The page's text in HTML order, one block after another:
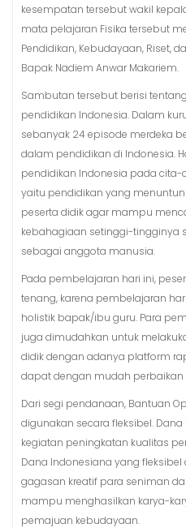
kesempatan tersebut wakil
mata pelajaran Fisika tersebut
Pendidikan, Kebudayaan, Riset,
Bapak Nadiem Anwar Makariem.
Sambutan tersebut berisi
pendidikan Indonesia. Dalam
sebanyak 24 episode merdeka
dalam pendidikan di Indonesia.
pendidikan Indonesia pada cita-
yaitu pendidikan yang
peserta didik agar mampu
kebahagiaan setinggi-tingginya
sebagai anggota manusia.
Pada pembelajaran hari ini,
tenang, karena pembelajaran
holistik bapak/ibu guru. Para
juga dimudahkan untuk
didik dengan adanya platform
dapat dengan mudah
Dari segi pendanaan, Bantuan
digunakan secara fleksibel.
kegiatan peningkatan kualitas
Dana Indonesiana yang
gagasan kreatif para seniman
mampu menghasilkan karya-
pemajuan kebudayaan.